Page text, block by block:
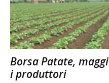
Borsa Patate,
i produttori